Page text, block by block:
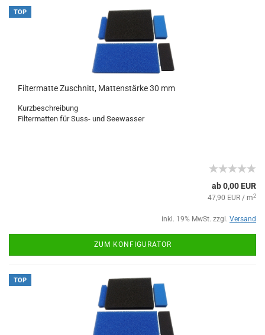
TOP
Filtermatte Zuschnitt, Mattenstärke 30 mm
Kurzbeschreibung
Filtermatten für Suss- und Seewasser
ab 0,00 EUR
47,90 EUR / m2
inkl. 19% MwSt. zzgl. Versand
ZUM KONFIGURATOR
TOP